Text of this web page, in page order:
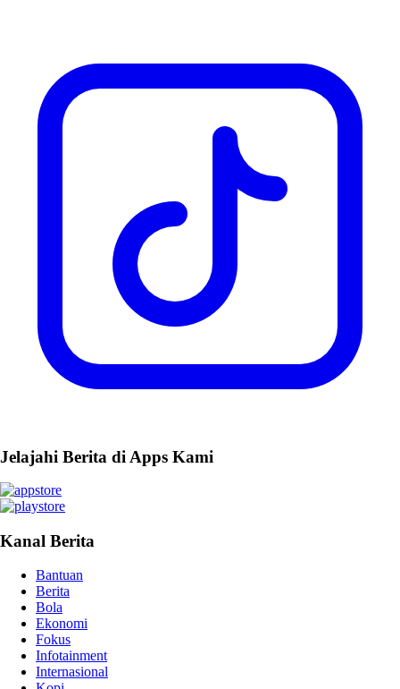
Jelajahi Berita di Apps Kami
Kanal Berita
Bantuan
Berita
Bola
Ekonomi
Fokus
Infotainment
Internasional